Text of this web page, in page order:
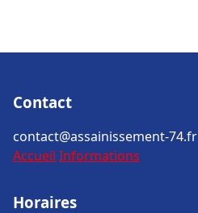
Contact
contact@assainissement-74.fr
Accueil Informations
Horaires